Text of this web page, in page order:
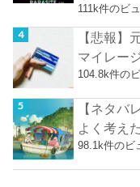
111k件のビ
【悲報
マイレー
104.8k件の
【ネタバ
よく考え
98.1k件のビ